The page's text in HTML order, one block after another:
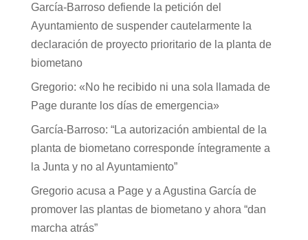
García-Barroso defiende la petición del
Ayuntamiento de suspender cautelarmente la
declaración de proyecto prioritario de la planta de
biometano
Gregorio: «No he recibido ni una sola llamada de
Page durante los días de emergencia»
García-Barroso: “La autorización ambiental de la
planta de biometano corresponde íntegramente a
la Junta y no al Ayuntamiento”
Gregorio acusa a Page y a Agustina García de
promover las plantas de biometano y ahora “dan
marcha atrás”